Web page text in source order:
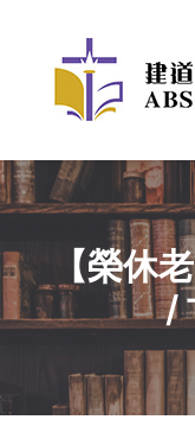
【榮休
/